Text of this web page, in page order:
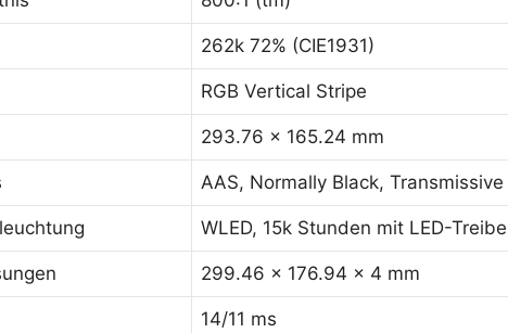
262k 72% (CIE1931)
RGB Vertical Stripe
293.76 x 165.24 mm
AAS, Normally Black, Transmissive
WLED, 15k Stunden mit LED-
299.46 x 176.94 x 4 mm
14/11 ms